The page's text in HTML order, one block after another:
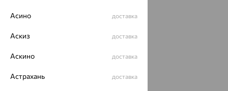
еще 3
Другие города
Заказать звонок
Асино доставка
Аскиз доставка
Аскино доставка
Астрахань доставка